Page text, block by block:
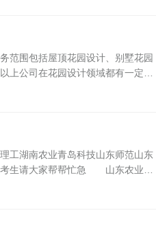
围包括屋顶花园设计、别墅花园
上公司在花园设计领域都有一定的
务。在选择时，您可以考虑公司的
湖南农业青岛科技山东师范山东
考生请大家帮帮忙急 山东农业大
业大学：位于山东省泰安市，是山